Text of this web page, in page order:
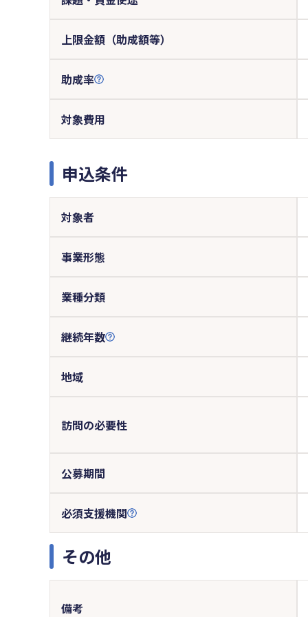
上限金額（助成額等）
助成率
対象費用
申込条件
対象者
事業形態
業種分類
継続年数
地域
訪問の必要性
公募期間
必須支援機関
その他
備考